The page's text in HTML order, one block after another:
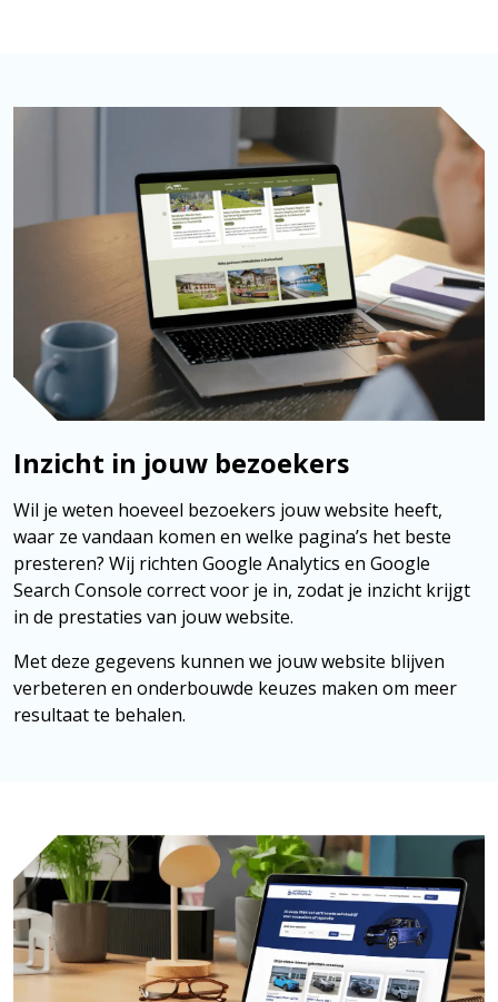
Inzicht in jouw bezoekers
Wil je weten hoeveel bezoekers jouw website heeft,
waar ze vandaan komen en welke pagina’s het beste
presteren? Wij richten Google Analytics en Google
Search Console correct voor je in, zodat je inzicht krijgt
in de prestaties van jouw website.
Met deze gegevens kunnen we jouw website blijven
verbeteren en onderbouwde keuzes maken om meer
resultaat te behalen.